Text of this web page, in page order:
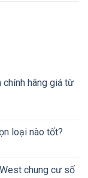
hãng giá từ
loại nào tốt?
chung cư số